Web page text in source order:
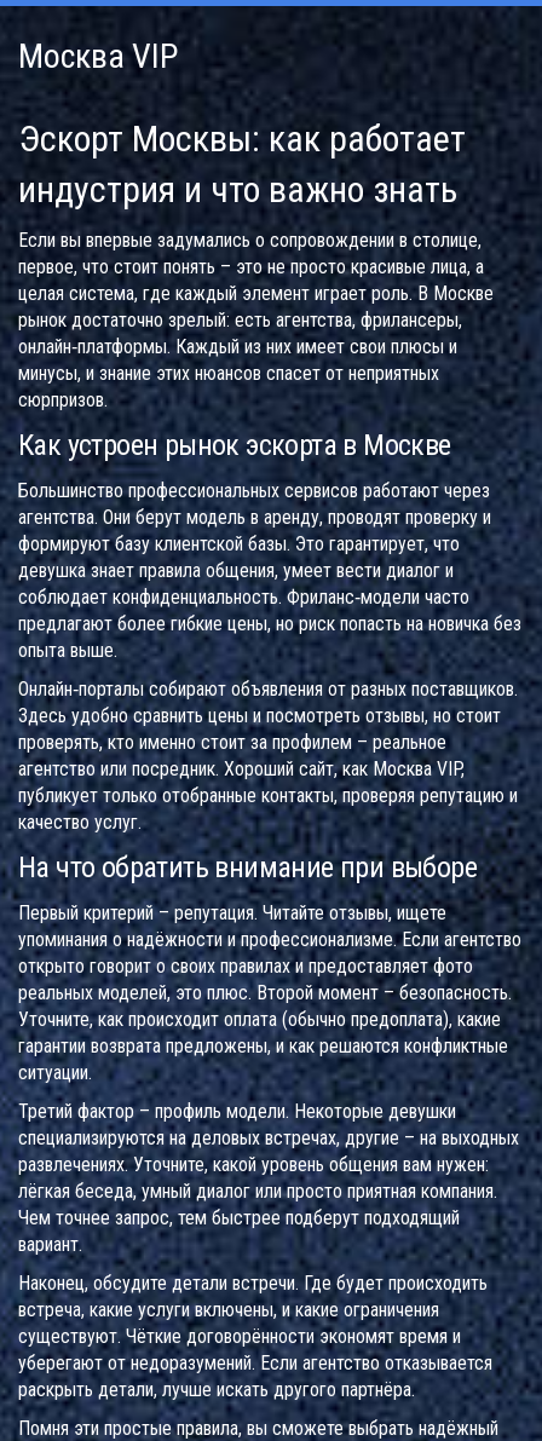
Москва VIP
Эскорт Москвы: как работает
индустрия и что важно знать
Если вы впервые задумались о сопровождении в столице,
первое, что стоит понять – это не просто красивые лица, а
целая система, где каждый элемент играет роль. В Москве
рынок достаточно зрелый: есть агентства, фрилансеры,
онлайн‑платформы. Каждый из них имеет свои плюсы и
минусы, и знание этих нюансов спасет от неприятных
сюрпризов.
Как устроен рынок эскорта в Москве
Большинство профессиональных сервисов работают через
агентства. Они берут модель в аренду, проводят проверку и
формируют базу клиентской базы. Это гарантирует, что
девушка знает правила общения, умеет вести диалог и
соблюдает конфиденциальность. Фриланс‑модели часто
предлагают более гибкие цены, но риск попасть на новичка без
опыта выше.
Онлайн‑порталы собирают объявления от разных поставщиков.
Здесь удобно сравнить цены и посмотреть отзывы, но стоит
проверять, кто именно стоит за профилем – реальное
агентство или посредник. Хороший сайт, как Москва VIP,
публикует только отобранные контакты, проверяя репутацию и
качество услуг.
На что обратить внимание при выборе
Первый критерий – репутация. Читайте отзывы, ищете
упоминания о надёжности и профессионализме. Если агентство
открыто говорит о своих правилах и предоставляет фото
реальных моделей, это плюс. Второй момент – безопасность.
Уточните, как происходит оплата (обычно предоплата), какие
гарантии возврата предложены, и как решаются конфликтные
ситуации.
Третий фактор – профиль модели. Некоторые девушки
специализируются на деловых встречах, другие – на выходных
развлечениях. Уточните, какой уровень общения вам нужен:
лёгкая беседа, умный диалог или просто приятная компания.
Чем точнее запрос, тем быстрее подберут подходящий
вариант.
Наконец, обсудите детали встречи. Где будет происходить
встреча, какие услуги включены, и какие ограничения
существуют. Чёткие договорённости экономят время и
уберегают от недоразумений. Если агентство отказывается
раскрыть детали, лучше искать другого партнёра.
Помня эти простые правила, вы сможете выбрать надёжный